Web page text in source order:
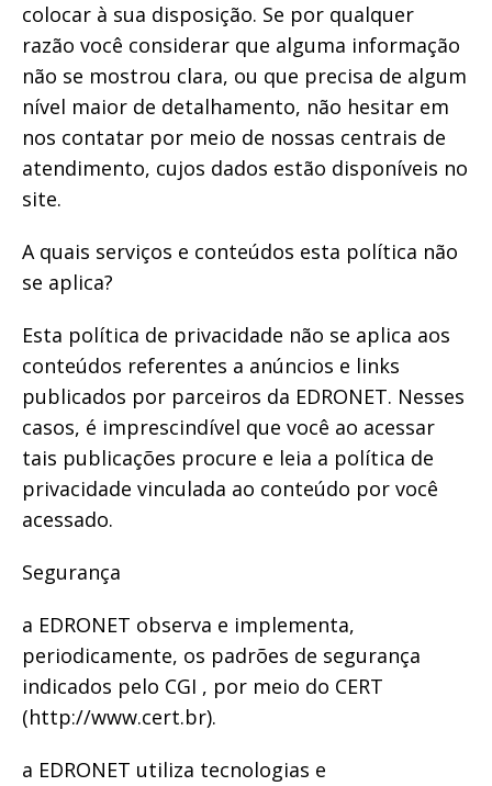
colocar à sua disposição. Se por qualquer
razão você considerar que alguma informação
não se mostrou clara, ou que precisa de algum
nível maior de detalhamento, não hesitar em
nos contatar por meio de nossas centrais de
atendimento, cujos dados estão disponíveis no
site.
A quais serviços e conteúdos esta política não
se aplica?
Esta política de privacidade não se aplica aos
conteúdos referentes a anúncios e links
publicados por parceiros da EDRONET. Nesses
casos, é imprescindível que você ao acessar
tais publicações procure e leia a política de
privacidade vinculada ao conteúdo por você
acessado.
Segurança
a EDRONET observa e implementa,
periodicamente, os padrões de segurança
indicados pelo CGI , por meio do CERT
(http://www.cert.br).
a EDRONET utiliza tecnologias e